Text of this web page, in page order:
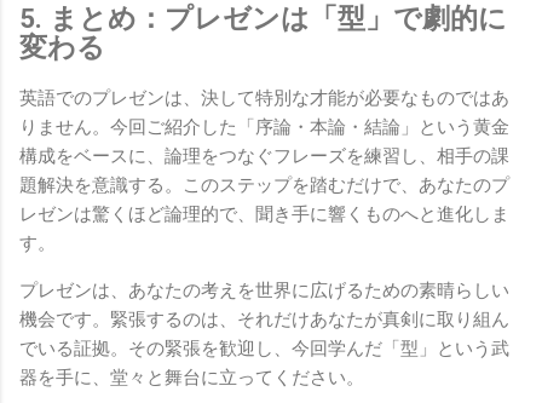
5. まとめ：プレゼンは「型」で劇的に
変わる
英語でのプレゼンは、決して特別な才能が必要なものではあ
りません。今回ご紹介した「序論・本論・結論」という黄金
構成をベースに、論理をつなぐフレーズを練習し、相手の課
題解決を意識する。このステップを踏むだけで、あなたのプ
レゼンは驚くほど論理的で、聞き手に響くものへと進化しま
す。
プレゼンは、あなたの考えを世界に広げるための素晴らしい
機会です。緊張するのは、それだけあなたが真剣に取り組ん
でいる証拠。その緊張を歓迎し、今回学んだ「型」という武
器を手に、堂々と舞台に立ってください。